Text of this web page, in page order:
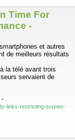
Time For
-
et autres
de meilleurs résultats
la télé avant trois
servaient de
-
links-restricting-screen-